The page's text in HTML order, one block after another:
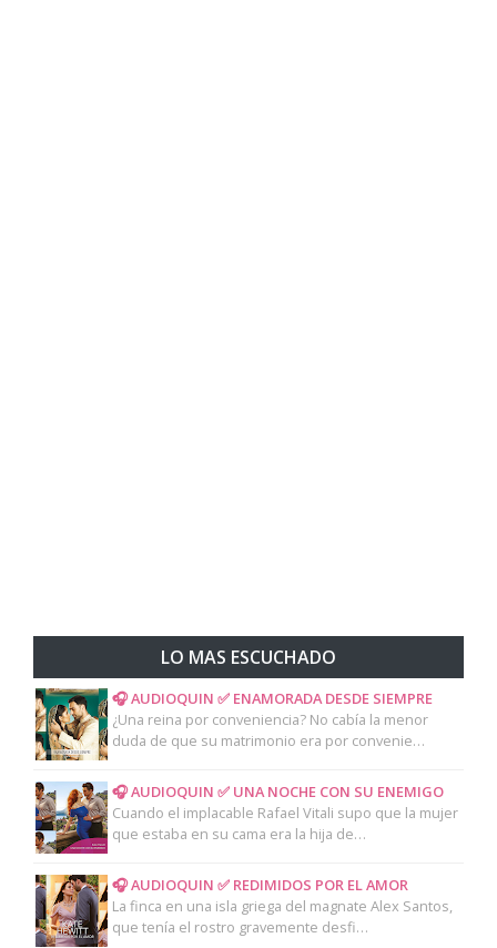
LO MAS ESCUCHADO
🎧 AUDIOQUIN ✅ ENAMORADA DESDE SIEMPRE
¿Una reina por conveniencia? No cabía la menor
duda de que su matrimonio era por convenie…
🎧 AUDIOQUIN ✅ UNA NOCHE CON SU ENEMIGO
Cuando el implacable Rafael Vitali supo que la mujer
que estaba en su cama era la hija de…
🎧 AUDIOQUIN ✅ REDIMIDOS POR EL AMOR
La finca en una isla griega del magnate Alex Santos,
que tenía el rostro gravemente desfi…